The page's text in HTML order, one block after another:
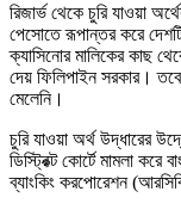
রিজার্ভ থেকে চুরি যাওয়া
পেসোতে রূপান্তর করে
ক্যাসিনোর মালিকের কাছ
দেয় ফিলিপাইন সরকার।
মেলেনি।
চুরি যাওয়া অর্থ উদ্ধারের
ডিস্ট্রিক্ট কোর্টে মামলা করে
ব্যাংকিং করপোরেশন